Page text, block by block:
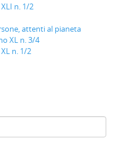
n. 1/2
attenti al pianeta
XL n. 3/4
n. 1/2